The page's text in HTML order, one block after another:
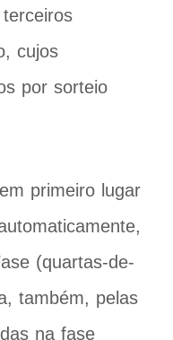
cujos
por sorteio
primeiro lugar
(quartas-de-
também, pelas
na fase